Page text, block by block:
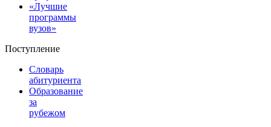
«Лучшие
программы
вузов»
Поступление
Словарь
абитуриента
Образование
за
рубежом